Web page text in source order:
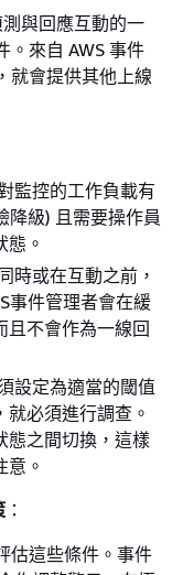
與回應互動的一
。來自 AWS 事件
就會提供其他上線
監控的工作負載有
降級) 且需要操作員
。
時或在互動之前，
事件管理者會在緩
且不會作為一線回
設定為適當的閾值
必須進行調查。
態之間切換，這樣
。
：
估這些條件。事件